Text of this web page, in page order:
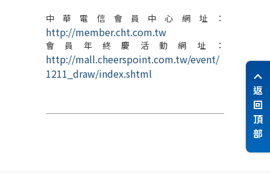
中華電信會員中心網址：
http://member.cht.com.tw
會員年終慶活動網址：
http://mall.cheerspoint.com.tw/event/
1211_draw/index.shtml
返
回
頂
部